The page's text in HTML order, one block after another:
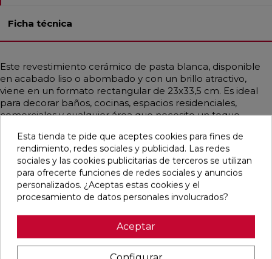
Ficha técnica
Este revestimiento cerámico de pasta blanca, disponible
en acabado liso o abombado y con un brillo atractivo,
viene en un formato rectangular de 23x33,5 cm. Es ideal
para decorar baños, cocinas, espacios residenciales,
comerciales y cualquier área que necesite un toque
que se pueden combinar de manera alterna, todos
incluidos en la misma caja, y ofrece un estilo vintage que
emula un diseño monocolor.
Pensamos que te puede interesar
favorite
Esta tienda te pide que aceptes cookies para fines de
rendimiento, redes sociales y publicidad. Las redes
sociales y las cookies publicitarias de terceros se utilizan
para ofrecerte funciones de redes sociales y anuncios
personalizados. ¿Aceptas estas cookies y el
procesamiento de datos personales involucrados?
Aceptar